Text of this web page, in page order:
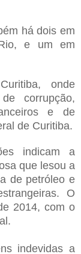
há dois em
e um em
onde
corrupção,
e de
de Curitiba.
indicam a
que lesou a
de petróleo e
O
2014, com o
indevidas a